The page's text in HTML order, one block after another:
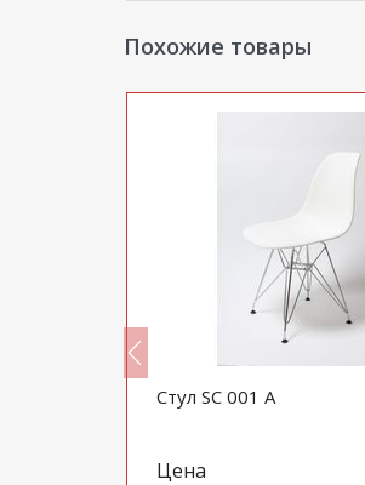
Похожие товары
Стул SC 001 A
Цена